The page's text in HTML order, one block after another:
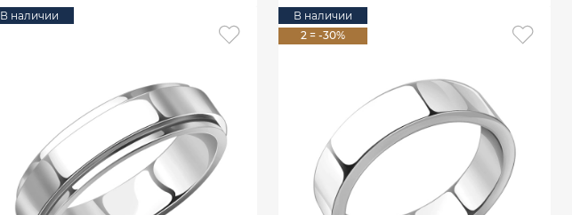
В наличии
В наличии
2 = -30%